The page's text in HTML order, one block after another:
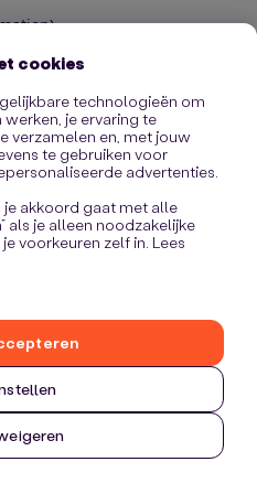
.
cookies
technologieën om
je ervaring te
verzamelen en, met jouw
te gebruiken voor
advertenties.
je akkoord gaat met alle
als je alleen noodzakelijke
voorkeuren zelf in. Lees